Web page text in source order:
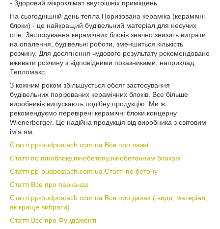
- Здоровий мікроклімат внутрішніх приміщень.
На сьогоднішній день тепла Поризована кераміка (керамічні
блоки) - це найкращий будівельний матеріал для несучих
стін. Застосування керамічних блоків значно знизить витрати
на опалення, будівельні роботи, зменшиться кількість
розчину. Для досягнення чудового результату рекомендовано
вживати розчину з відповідними показниками, наприклад,
Тепломакс.
З кожним роком збільшується обсяг застосування
будівельних порізованих керамічних блоків. Все більше
виробників випускають подібну продукцію. Ми ж
рекомендуємо перевірені керамічні блоки концерну
Wienerberger. Це надійна продукція від виробника з світовим
ім'я ям.
Статті pp-budpostach.com.ua Все про лазні
Статті по пїноблоку,пінобетону,пінобетонним блокам
Статті pp-budpostach.com.ua Статті по бетону
Статті Все про парканах
Статті pp-budpostach.com.ua Все про дахах ( види, матеріал,
як краще вибрати)
Статті Все про Фундаменті